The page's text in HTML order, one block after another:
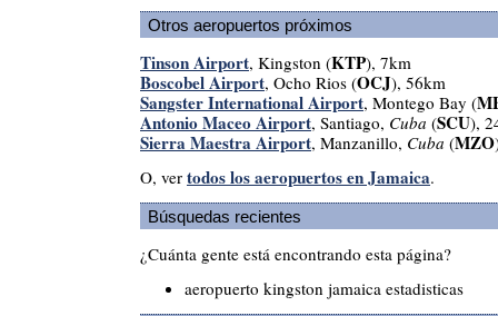
Otros aeropuertos próximos
Tinson Airport, Kingston (KTP), 7km
Boscobel Airport, Ocho Rios (OCJ), 56km
Sangster International Airport, Montego Bay (
Antonio Maceo Airport, Santiago, Cuba (SCU),
Sierra Maestra Airport, Manzanillo, Cuba (MZO
O, ver todos los aeropuertos en Jamaica.
Búsquedas recientes
¿Cuánta gente está encontrando esta página?
aeropuerto kingston jamaica estadisticas